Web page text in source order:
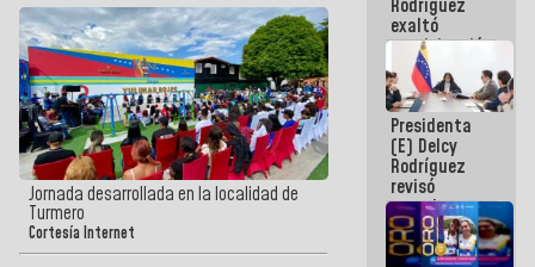
Jornada desarrollada en la localidad de
Turmero
Cortesía Internet
Rodríguez
exaltó
participación
de
Venezuela
en Juegos
Centroamericanos
y del Caribe
2026
Presidenta
(E) Delcy
Rodríguez
revisó
agenda
económica y
ejecución de